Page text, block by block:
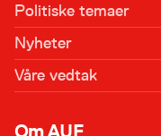
Politiske temaer
Nyheter
Våre vedtak
Om AUF